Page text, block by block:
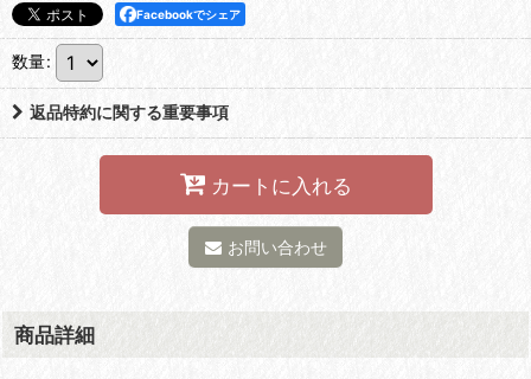
Facebookでシェア
数量:
返品特約に関する重要事項
カートに入れる
お問い合わせ
商品詳細